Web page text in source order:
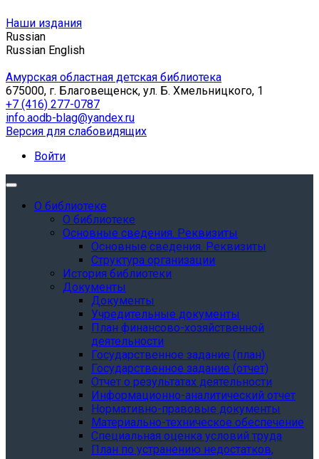
Наши издания
Russian
Russian English
Амурская областная детская библиотека
675000, г. Благовещенск, ул. Б. Хмельницкого, 1
+7 (416) 277-0787
info.aodb-blag@yandex.ru
Версия для слабовидящих
Войти
О библиотеке
О библиотеке
Основные сведения. Реквизиты
Основные сведения. Реквизиты
Структура организации
История библиотеки
Документы
Документы
Учредительные документы
План финансово-хозяйственной
деятельности
Государственное задание (план)
Государственное задание (отчет)
Отчет о результатах деятельности
Информационно-аналитический отчет
Нормативно-правовые документы
Материально-техническое обеспечение
Специальная оценка условий труда
План по устранению недостатков,